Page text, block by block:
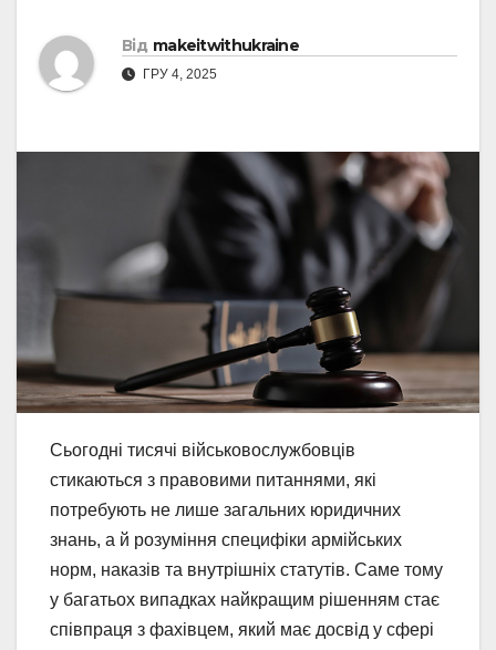
Від makeitwithukraine
ГРУ 4, 2025
Сьогодні тисячі військовослужбовців
стикаються з правовими питаннями, які
потребують не лише загальних юридичних
знань, а й розуміння специфіки армійських
норм, наказів та внутрішніх статутів. Саме тому
у багатьох випадках найкращим рішенням стає
співпраця з фахівцем, який має досвід у сфері